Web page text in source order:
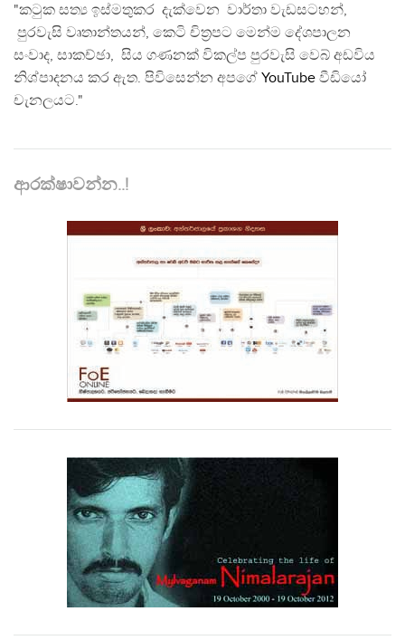
"කටුක සත්‍ය ඉස්මතුකර දැක්වෙන වාර්තා වැඩසටහන්,
පුරවැසි වෘතාන්තයන්, කෙටි චිත්‍රපට මෙන්ම දේශපාලන
සංවාද, සාකච්ඡා, සිය ගණනක් විකල්ප පුරවැසි වෙබ් අඩවිය
නිශ්පාදනය කර ඇත. පිවිසෙන්න අපගේ YouTube වීඩියෝ
චැනලයට."
ආරක්ෂාවන්න..!